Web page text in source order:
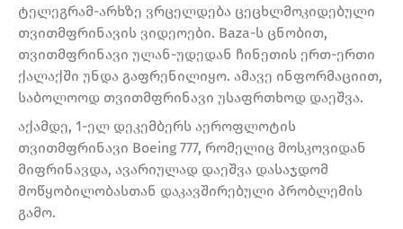
ტელეგრამ-არხზე ვრცელდება ცეცხლმოკიდებული
თვითმფრინავის ვიდეოები. Baza-ს ცნობით,
თვითმფრინავი ულან-უდედან ჩინეთის ერთ-ერთი
ქალაქში უნდა გაფრენილიყო. ამავე ინფორმაციით,
საბოლოოდ თვითმფრინავი უსაფრთხოდ დაეშვა.
აქამდე, 1-ელ დეკემბერს აეროფლოტის
თვითმფრინავი Boeing 777, რომელიც მოსკოვიდან
მიფრინავდა, ავარიულად დაეშვა დასაჯდომ
მოწყობილობასთან დაკავშირებული პრობლემის
გამო.